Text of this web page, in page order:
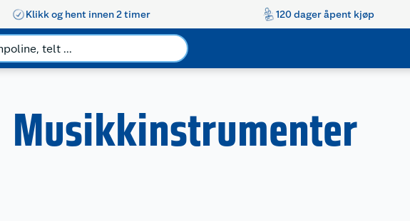
Klikk og hent innen 2 timer 120 dager åpent kjøp
Musikkinstrumenter